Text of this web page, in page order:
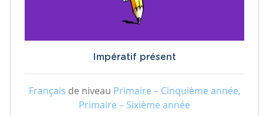
Impératif présent
Français de niveau Primaire – Cinquième année,
Primaire – Sixième année